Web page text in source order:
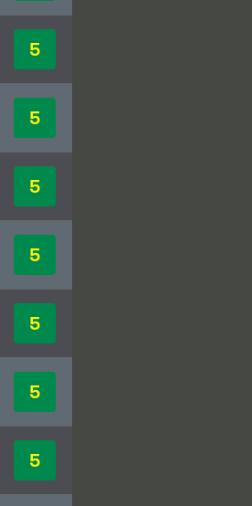
5
5
5
5
5
5
5